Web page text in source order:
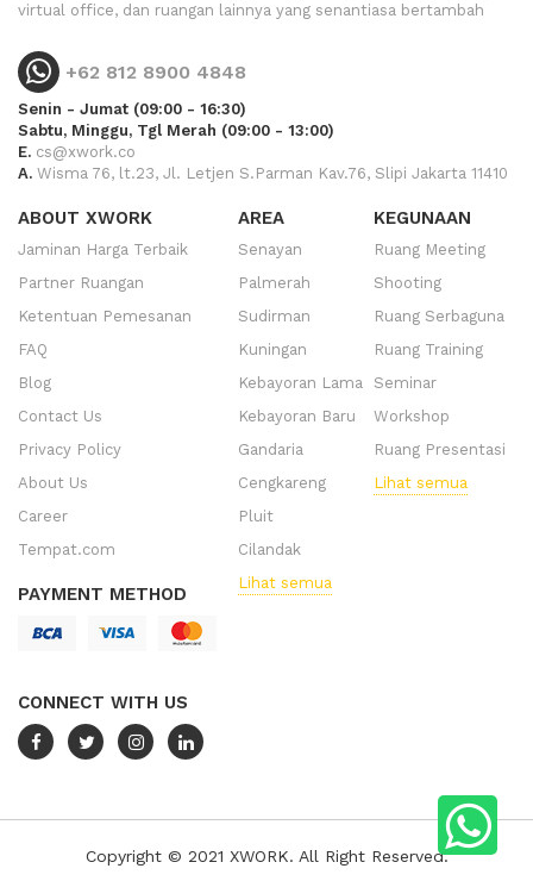
virtual office, dan ruangan lainnya yang senantiasa bertambah
+62 812 8900 4848
Senin - Jumat (09:00 - 16:30)
Sabtu, Minggu, Tgl Merah (09:00 - 13:00)
E. cs@xwork.co
A. Wisma 76, lt.23, Jl. Letjen S.Parman Kav.76, Slipi Jakarta 11410
ABOUT XWORK
Jaminan Harga Terbaik
Partner Ruangan
Ketentuan Pemesanan
FAQ
Blog
Contact Us
Privacy Policy
About Us
Career
Tempat.com
PAYMENT METHOD
CONNECT WITH US
AREA
Senayan
Palmerah
Sudirman
Kuningan
Kebayoran Lama
Kebayoran Baru
Gandaria
Cengkareng
Pluit
Cilandak
Lihat semua
KEGUNAAN
Ruang Meeting
Shooting
Ruang Serbaguna
Ruang Training
Seminar
Workshop
Ruang Presentasi
Lihat semua
Copyright © 2021 XWORK. All Right Reserved.